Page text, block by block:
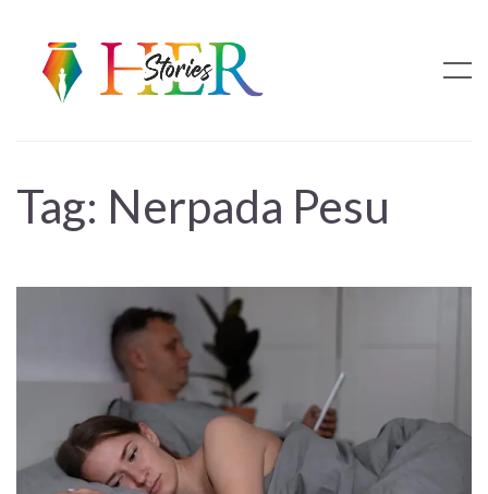
Tag: Nerpada Pesu